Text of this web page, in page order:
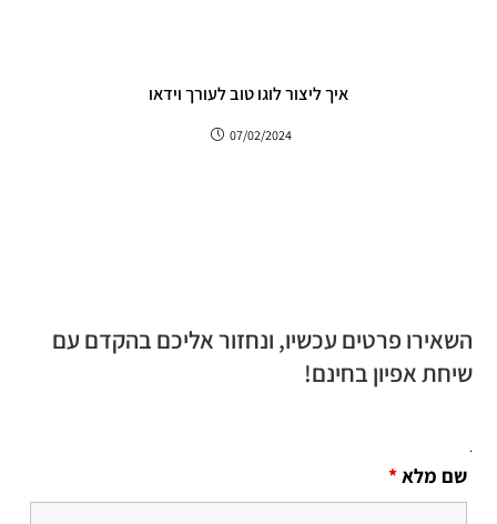
איך ליצור לוגו טוב לעורך וידאו
07/02/2024
השאירו פרטים עכשיו, ונחזור אליכם בהקדם עם
שיחת אפיון בחינם!
.
שם מלא*